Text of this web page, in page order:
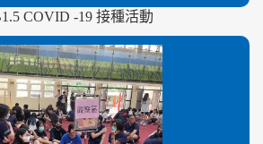
COVID -19 接種活動